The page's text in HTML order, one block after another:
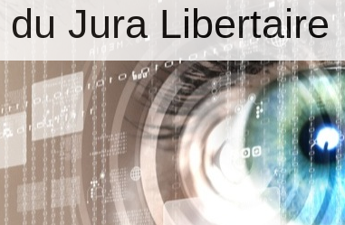
Jura Libertaire